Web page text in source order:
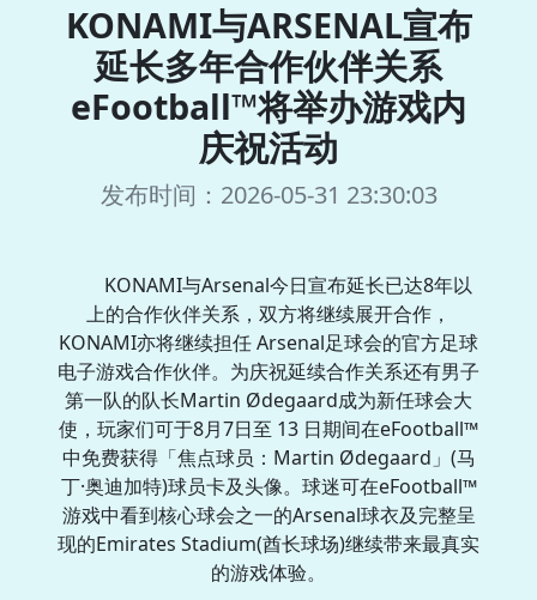
KONAMI与ARSENAL宣布
延长多年合作伙伴关系
eFootball™将举办游戏内
庆祝活动
发布时间：2026-05-31 23:30:03
KONAMI与Arsenal今日宣布延长已达8年以
上的合作伙伴关系，双方将继续展开合作，
KONAMI亦将继续担任 Arsenal足球会的官方足球
电子游戏合作伙伴。为庆祝延续合作关系还有男子
第一队的队长Martin Ødegaard成为新任球会大
使，玩家们可于8月7日至 13 日期间在eFootball™
中免费获得「焦点球员：Martin Ødegaard」(马
丁·奥迪加特)球员卡及头像。球迷可在eFootball™
游戏中看到核心球会之一的Arsenal球衣及完整呈
现的Emirates Stadium(酋长球场)继续带来最真实
的游戏体验。